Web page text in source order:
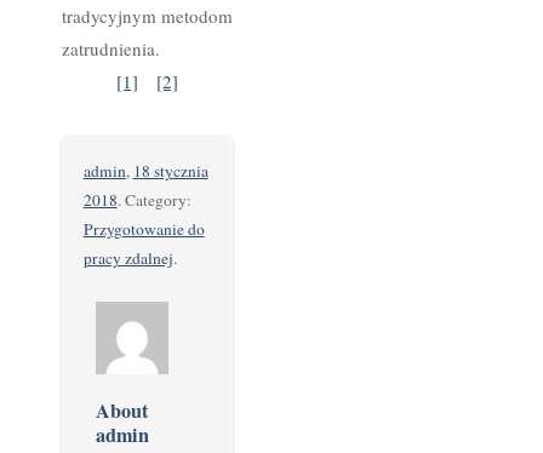
tradycyjnym metodom
zatrudnienia.
[1]
[2]
admin, 18 stycznia
2018. Category:
Przygotowanie do
pracy zdalnej.
About
admin